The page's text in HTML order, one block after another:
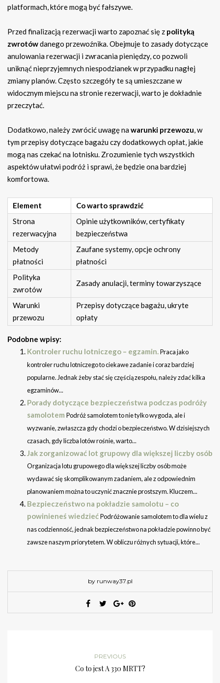
platformach, które mogą być fałszywe.
Przed finalizacją rezerwacji warto zapoznać się z polityką
zwrotówdanego przewoźnika. Obejmuje to zasady dotyczące
anulowania rezerwacji i zwracania pieniędzy, co pozwoli
uniknąć nieprzyjemnych niespodzianek w przypadku nagłej
zmiany planów. Często szczegóły te są umieszczane w
widocznym miejscu na stronie rezerwacji, warto je dokładnie
przeczytać.
Dodatkowo, należy zwrócić uwagę nawarunki przewozu, w
tym przepisy dotyczące bagażu czy dodatkowych opłat, jakie
mogą nas czekać na lotnisku. Zrozumienie tych wszystkich
aspektów ułatwi podróż i sprawi, że będzie ona bardziej
komfortowa.
Element
Co warto sprawdzić
Strona
rezerwacyjna
Opinie użytkowników, certyfikaty
bezpieczeństwa
Metody
płatności
Zaufane systemy, opcje ochrony
płatności
Polityka
zwrotów
Zasady anulacji, terminy towarzyszące
Warunki
przewozu
Przepisy dotyczące bagażu, ukryte
opłaty
Podobne wpisy:
Kontroler ruchu lotniczego – egzamin.Praca jako
kontroler ruchu lotniczego to ciekawe zadanie i coraz bardziej
popularne. Jednak żeby stać się częścią zespołu, należy zdać kilka
egzaminów...
Porady dotyczące bezpieczeństwa podczas podróży
samolotem Podróż samolotem to nie tylko wygoda, ale i
wyzwanie, zwłaszcza gdy chodzi o bezpieczeństwo. W dzisiejszych
czasach, gdy liczba lotów rośnie, warto...
Jak zorganizować lot grupowy dla większej liczby osób
Organizacja lotu grupowego dla większej liczby osób może
wydawać się skomplikowanym zadaniem, ale z odpowiednim
planowaniem można to uczynić znacznie prostszym. Kluczem...
Bezpieczeństwo na pokładzie samolotu – co
powinieneś wiedziećPodróżowanie samolotem to dla wielu z
nas codzienność, jednak bezpieczeństwo na pokładzie powinno być
zawsze naszym priorytetem. W obliczu różnych sytuacji, które...
by runway37.pl
PREVIOUS
Co to jest A 330 MRTT?